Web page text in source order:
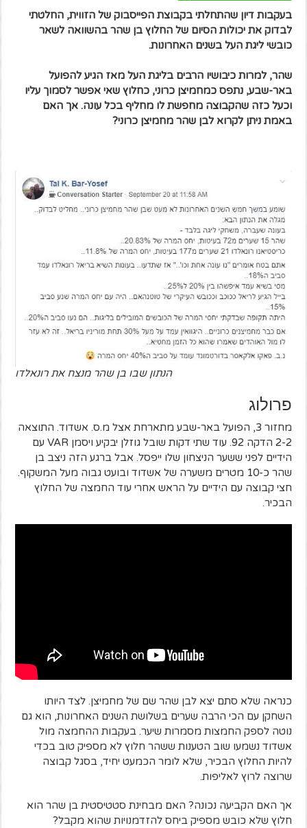
בעקבות דיון שהתחלתי בקבוצת הפייסבוק של הזווית, החלטתי
לבדוק את יכולות הסיום של החלוץ בן שהר בהשוואה לשאר
כובשי ליגת העל בשנים האחרונות.
שהר, למרות כיבושיו הרבים בליגת העל מאז הגיע להפועל
באר-שבע, נתפס כמחמיצן כרוני, כחלוץ שאי אפשר לסמוך עליו
וכעל כזה שהקבוצה מחפשת לו מחליף בכל עונה.אך האם
באמת ניתן לקרוא לבן שהר מחמיצן כרוני?
הנתון שבו בן שהר מנצח את רונאלדו
פרולוג
מחזור 3, הפועל באר-שבע מתארחת אצל מ.ס. אשדוד. התוצאה
2-2 הדקה 92. עוד שתי דקות שובל גוזלן יבקיע ויסמן VAR עם
הידיים לפני ששער הניצחון שלו ייפסל. אבל ברגע הזה ניצב בן
שהר כ-10 מטרים משערה של אשדוד ובועט גבוה מעל המשקוף.
חצי קבוצה עם הידיים על הראש אחרי עוד החמצה של החלוץ
הבכיר.
כנראה שלא סתם יצא לבן שהר שם של מחמיצן. לצד היותו
השחקן עם הכי הרבה שערים בשלושת השנים האחרונות, הוא גם
נוטה לספק החמצות מסמרות שיער. בעקבות ההחמצה מול
אשדוד נשמעו שוב הטענות ששהר חלוץ לא מספיק טוב בכדי
להיות החלוץ הבכיר, שלא לומר הכמעט יחיד, בסגל קבוצה
שרוצה לרוץ לאליפות.
אך האם הקביעה נכונה? האם מבחינת סטטיסטית בן שהר הוא
חלוץ שלא כובש מספיק ביחס להזדמנויות שהוא מקבל?